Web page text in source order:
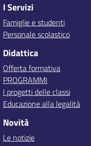
I Servizi
Famiglie e studenti
Personale scolastico
Didattica
Offerta formativa
PROGRAMMI
I progetti delle classi
Educazione alla legalità
Novità
Le notizie